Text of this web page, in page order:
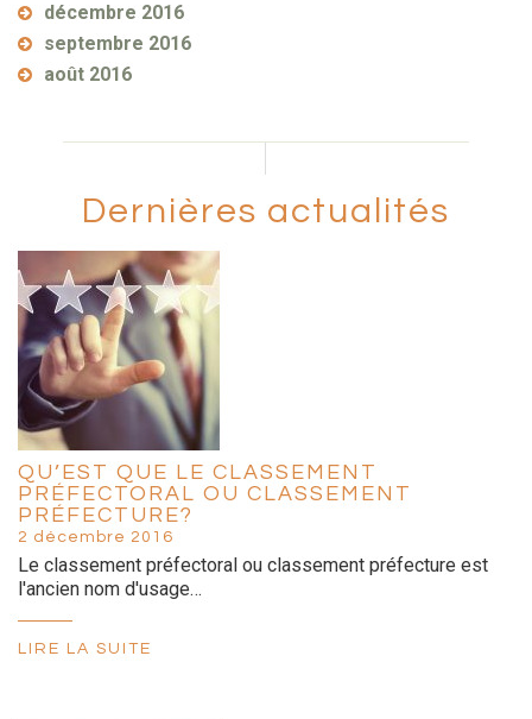
décembre 2016
septembre 2016
août 2016
Dernières actualités
QU’EST QUE LE CLASSEMENT
PRÉFECTORAL OU CLASSEMENT
PRÉFECTURE?
2 décembre 2016
Le classement préfectoral ou classement préfecture est
l'ancien nom d'usage…
LIRE LA SUITE